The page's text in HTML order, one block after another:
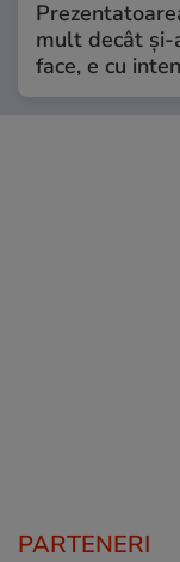
mult decât și-
face, e cu
PARTENERI